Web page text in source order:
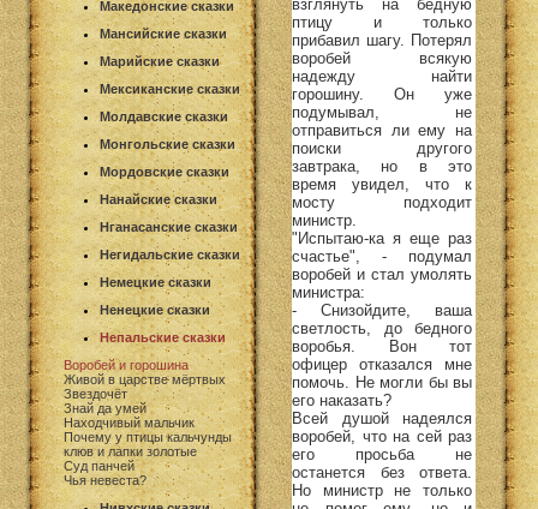
Македонские сказки
Мансийские сказки
Марийские сказки
Мексиканские сказки
Молдавские сказки
Монгольские сказки
Мордовские сказки
Нанайские сказки
Нганасанские сказки
Негидальские сказки
Немецкие сказки
Ненецкие сказки
Непальские сказки
Воробей и горошина
Живой в царстве мёртвых
Звездочёт
Знай да умей
Находчивый мальчик
Почему у птицы кальчунды
клюв и лапки золотые
Суд панчей
Чья невеста?
взглянуть на бедную
птицу и только
прибавил шагу. Потерял
воробей всякую
надежду найти
горошину. Он уже
подумывал, не
отправиться ли ему на
поиски другого
завтрака, но в это
время увидел, что к
мосту подходит
министр.
"Испытаю-ка я еще раз
счастье", - подумал
воробей и стал умолять
министра:
- Снизойдите, ваша
светлость, до бедного
воробья. Вон тот
офицер отказался мне
помочь. Не могли бы вы
его наказать?
Всей душой надеялся
воробей, что на сей раз
его просьба не
останется без ответа.
Но министр не только